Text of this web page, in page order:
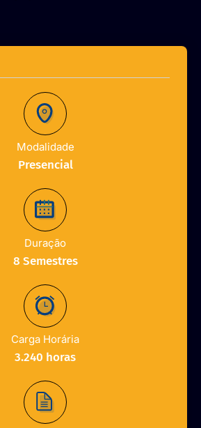
Modalidade
Presencial
Duração
8 Semestres
Carga Horária
3.240 horas